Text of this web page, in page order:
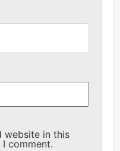
website in this
comment.